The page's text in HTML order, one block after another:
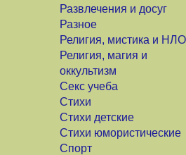
Развлечения и досуг
Разное
Религия, мистика и НЛО
Религия, магия и
оккультизм
Секс учеба
Стихи
Стихи детские
Стихи юмористические
Спорт